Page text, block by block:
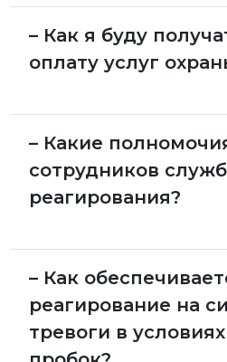
– Как я буду
оплату услуг
– Какие
сотрудников
реагирования?
– Как
реагирование на
тревоги в